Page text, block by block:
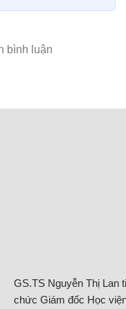
GS.TS Nguyễn Thị Lan
chức Giám đốc Học